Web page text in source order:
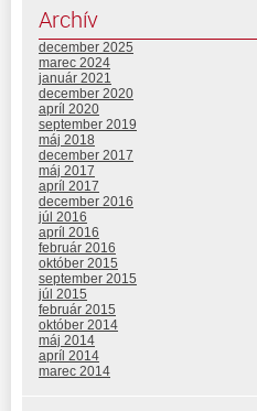
Archív
december 2025
marec 2024
január 2021
december 2020
apríl 2020
september 2019
máj 2018
december 2017
máj 2017
apríl 2017
december 2016
júl 2016
apríl 2016
február 2016
október 2015
september 2015
júl 2015
február 2015
október 2014
máj 2014
apríl 2014
marec 2014